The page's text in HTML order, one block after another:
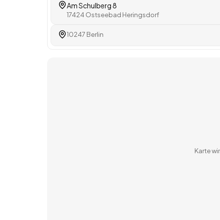
Am Schulberg 8
17424 Ostseebad Heringsdorf
10247 Berlin
Karte